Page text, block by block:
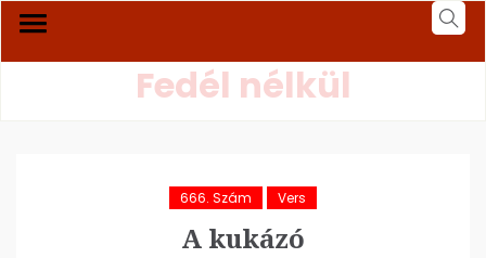
Fedél nélkül
666. Szám Vers
A kukázó